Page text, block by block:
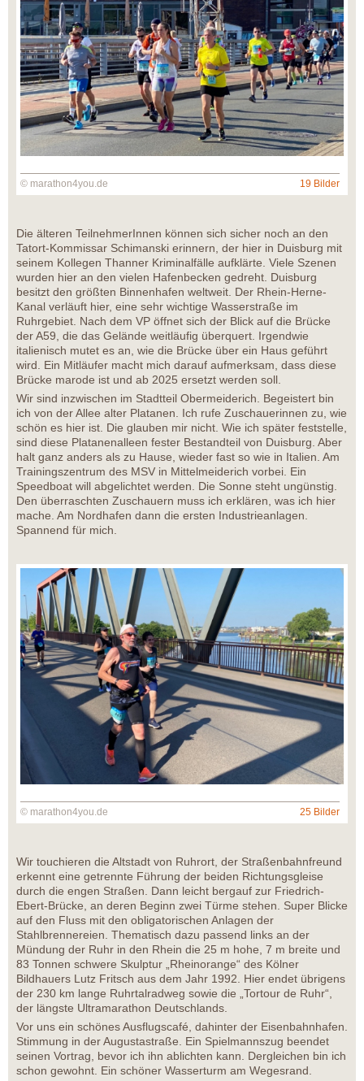
© marathon4you.de 19 Bilder
Die älteren TeilnehmerInnen können sich sicher noch an den
Tatort-Kommissar Schimanski erinnern, der hier in Duisburg mit
seinem Kollegen Thanner Kriminalfälle aufklärte. Viele Szenen
wurden hier an den vielen Hafenbecken gedreht. Duisburg
besitzt den größten Binnenhafen weltweit. Der Rhein-Herne-
Kanal verläuft hier, eine sehr wichtige Wasserstraße im
Ruhrgebiet. Nach dem VP öffnet sich der Blick auf die Brücke
der A59, die das Gelände weitläufig überquert. Irgendwie
italienisch mutet es an, wie die Brücke über ein Haus geführt
wird. Ein Mitläufer macht mich darauf aufmerksam, dass diese
Brücke marode ist und ab 2025 ersetzt werden soll.
Wir sind inzwischen im Stadtteil Obermeiderich. Begeistert bin
ich von der Allee alter Platanen. Ich rufe Zuschauerinnen zu, wie
schön es hier ist. Die glauben mir nicht. Wie ich später feststelle,
sind diese Platanenalleen fester Bestandteil von Duisburg. Aber
halt ganz anders als zu Hause, wieder fast so wie in Italien. Am
Trainingszentrum des MSV in Mittelmeiderich vorbei. Ein
Speedboat will abgelichtet werden. Die Sonne steht ungünstig.
Den überraschten Zuschauern muss ich erklären, was ich hier
mache. Am Nordhafen dann die ersten Industrieanlagen.
Spannend für mich.
© marathon4you.de 25 Bilder
Wir touchieren die Altstadt von Ruhrort, der Straßenbahnfreund
erkennt eine getrennte Führung der beiden Richtungsgleise
durch die engen Straßen. Dann leicht bergauf zur Friedrich-
Ebert-Brücke, an deren Beginn zwei Türme stehen. Super Blicke
auf den Fluss mit den obligatorischen Anlagen der
Stahlbrennereien. Thematisch dazu passend links an der
Mündung der Ruhr in den Rhein die 25 m hohe, 7 m breite und
83 Tonnen schwere Skulptur „Rheinorange“ des Kölner
Bildhauers Lutz Fritsch aus dem Jahr 1992. Hier endet übrigens
der 230 km lange Ruhrtalradweg sowie die „Tortour de Ruhr“,
der längste Ultramarathon Deutschlands.
Vor uns ein schönes Ausflugscafé, dahinter der Eisenbahnhafen.
Stimmung in der Augustastraße. Ein Spielmannszug beendet
seinen Vortrag, bevor ich ihn ablichten kann. Dergleichen bin ich
schon gewohnt. Ein schöner Wasserturm am Wegesrand.